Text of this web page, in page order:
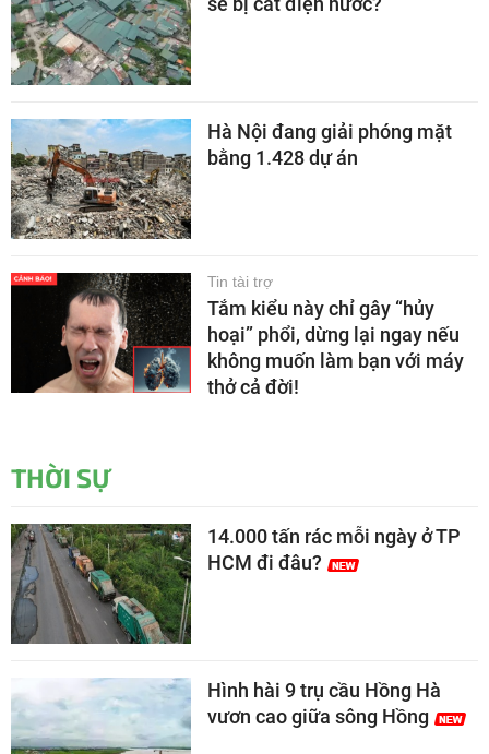
Hà Nội đang giải phóng mặt
bằng 1.428 dự án
Tin tài trợ
Tắm kiểu này chỉ gây “hủy
hoại” phổi, dừng lại ngay nếu
không muốn làm bạn với máy
thở cả đời!
THỜI SỰ
14.000 tấn rác mỗi ngày ở TP
HCM đi đâu?
Hình hài 9 trụ cầu Hồng Hà
vươn cao giữa sông Hồng